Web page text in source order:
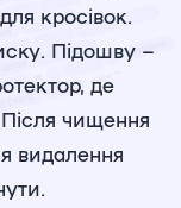
кросівок.
Підошву –
де
чищення
видалення